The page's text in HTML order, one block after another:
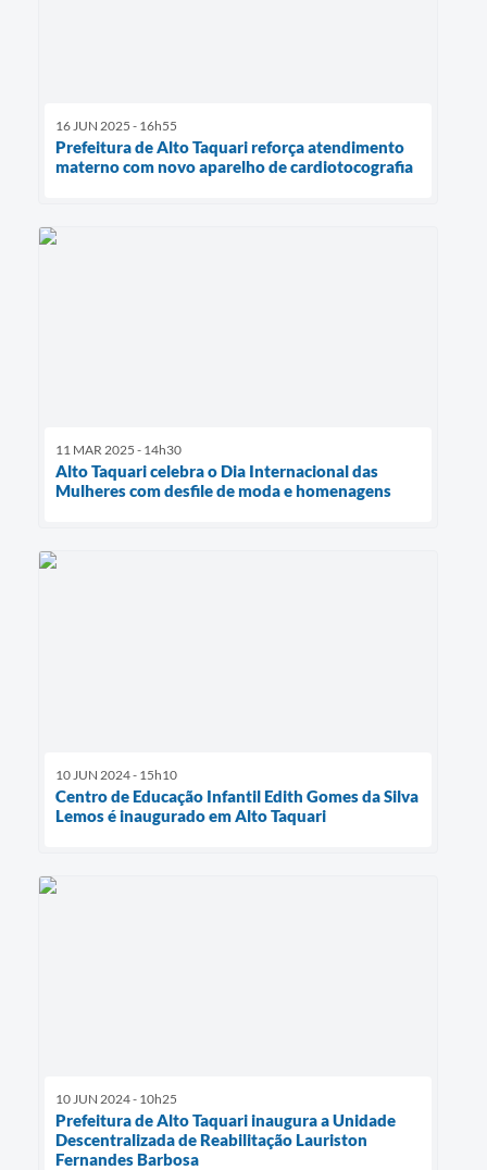
16 JUN 2025 - 16h55
Prefeitura de Alto Taquari reforça atendimento
materno com novo aparelho de cardiotocografia
11 MAR 2025 - 14h30
Alto Taquari celebra o Dia Internacional das
Mulheres com desfile de moda e homenagens
10 JUN 2024 - 15h10
Centro de Educação Infantil Edith Gomes da Silva
Lemos é inaugurado em Alto Taquari
10 JUN 2024 - 10h25
Prefeitura de Alto Taquari inaugura a Unidade
Descentralizada de Reabilitação Lauriston
Fernandes Barbosa